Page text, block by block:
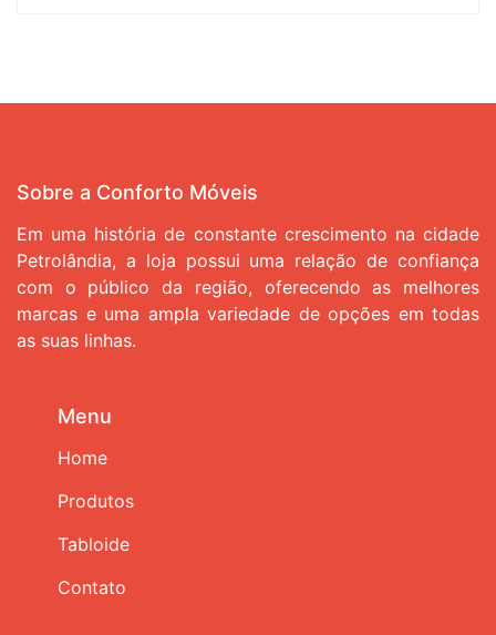
Sobre a Conforto Móveis
Em uma história de constante crescimento na cidade
Petrolândia, a loja possui uma relação de confiança
com o público da região, oferecendo as melhores
marcas e uma ampla variedade de opções em todas
as suas linhas.
Menu
Home
Produtos
Tabloide
Contato